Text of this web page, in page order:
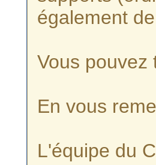
également
Vous
En vous
L'équipe du